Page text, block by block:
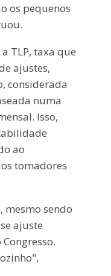
os pequenos
TLP, taxa que
ajustes,
considerada
numa
Isso,
ao
tomadores
mesmo sendo
ajuste